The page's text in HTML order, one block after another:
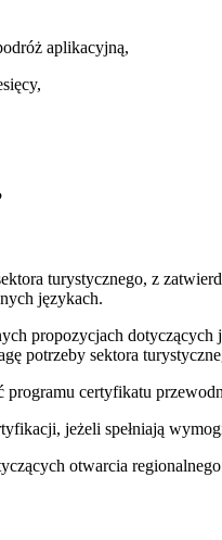
aplikacyjną,
turystycznego, z
językach.
propozycjach
potrzeby sektora
certyfikatu
jeżeli spełniają
otwarcia